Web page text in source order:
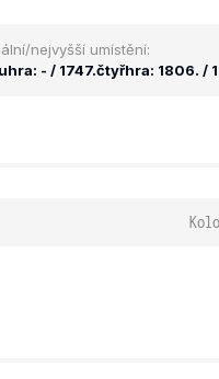
nejvyšší umístění:
- / 1747.čtyřhra: 1806. /
Kolo